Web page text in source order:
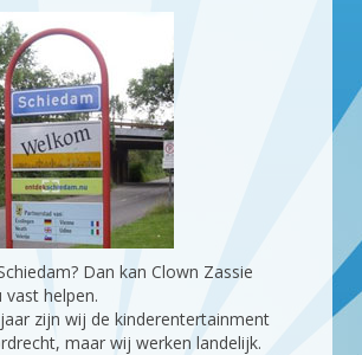
Dan kan Clown Zassie
helpen.
zijn wij de kinderentertainment
maar wij werken landelijk.